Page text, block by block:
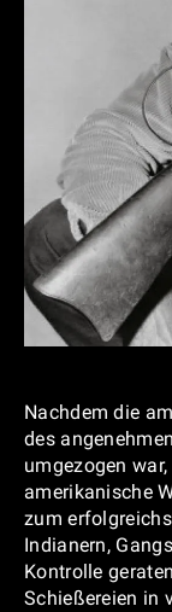
Nachdem die
des
umgezogen
amerikanische
zum
Indianern,
Kontrolle
Schießereien in